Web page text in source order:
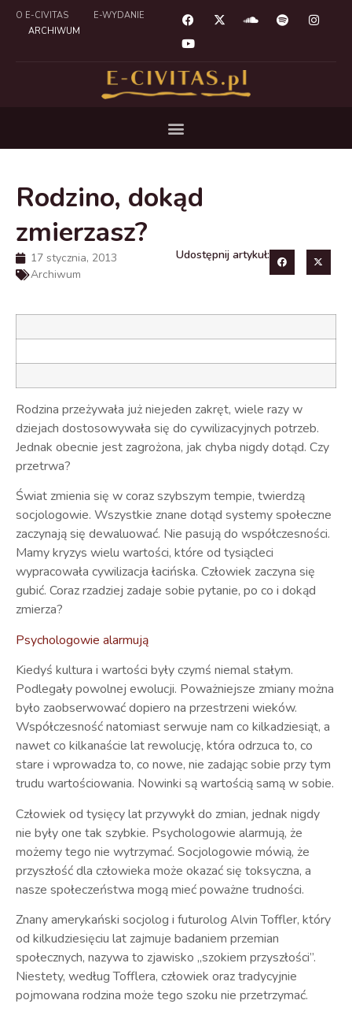
O E-CIVITAS
E-WYDANIE
ARCHIWUM
Rodzino, dokąd
zmierzasz?
17 stycznia, 2013
Archiwum
Udostępnij artykuł:
Rodzina przeżywała już niejeden zakręt, wiele razy w
dziejach dostosowywała się do cywilizacyjnych potrzeb.
Jednak obecnie jest zagrożona, jak chyba nigdy dotąd. Czy
przetrwa?
Świat zmienia się w coraz szybszym tempie, twierdzą
socjologowie. Wszystkie znane dotąd systemy społeczne
zaczynają się dewaluować. Nie pasują do współczesności.
Mamy kryzys wielu wartości, które od tysiącleci
wypracowała cywilizacja łacińska. Człowiek zaczyna się
gubić. Coraz rzadziej zadaje sobie pytanie, po co i dokąd
zmierza?
Psychologowie alarmują
Kiedyś kultura i wartości były czymś niemal stałym.
Podlegały powolnej ewolucji. Poważniejsze zmiany można
było zaobserwować dopiero na przestrzeni wieków.
Współczesność natomiast serwuje nam co kilkadziesiąt, a
nawet co kilkanaście lat rewolucję, która odrzuca to, co
stare i wprowadza to, co nowe, nie zadając sobie przy tym
trudu wartościowania. Nowinki są wartością samą w sobie.
Człowiek od tysięcy lat przywykł do zmian, jednak nigdy
nie były one tak szybkie. Psychologowie alarmują, że
możemy tego nie wytrzymać. Socjologowie mówią, że
przyszłość dla człowieka może okazać się toksyczna, a
nasze społeczeństwa mogą mieć poważne trudności.
Znany amerykański socjolog i futurolog Alvin Toffler, który
od kilkudziesięciu lat zajmuje badaniem przemian
społecznych, nazywa to zjawisko „szokiem przyszłości”.
Niestety, według Tofflera, człowiek oraz tradycyjnie
pojmowana rodzina może tego szoku nie przetrzymać.